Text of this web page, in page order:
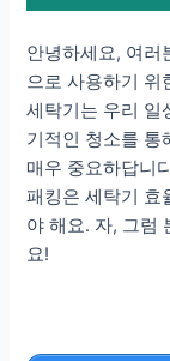
안녕하세요, 여러
으로 사용하기 위
세탁기는 우리 일
기적인 청소를 통
매우 중요하답니
패킹은 세탁기 효
야 해요. 자, 그럼
요!